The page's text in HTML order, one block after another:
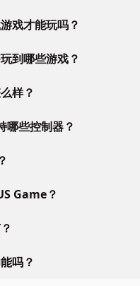
戏才能玩吗？
到哪些游戏？
样？
些控制器？
Game？
吗？